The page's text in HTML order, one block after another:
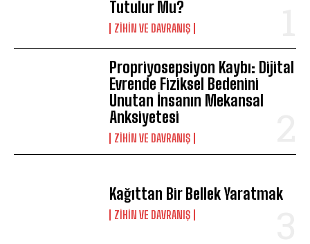
Tutulur Mu?
⁠ZIHIN VE DAVRANIŞ
Propriyosepsiyon Kaybı: Dijital
Evrende Fiziksel Bedenini
Unutan İnsanın Mekansal
Anksiyetesi
⁠ZIHIN VE DAVRANIŞ
Kağıttan Bir Bellek Yaratmak
⁠ZIHIN VE DAVRANIŞ